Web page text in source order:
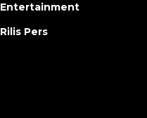
Entertainment
Rilis Pers